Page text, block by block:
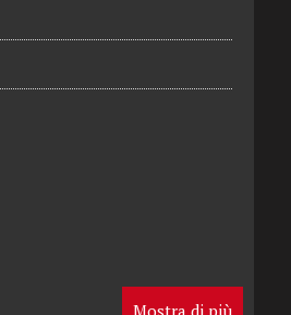
Mostra di più